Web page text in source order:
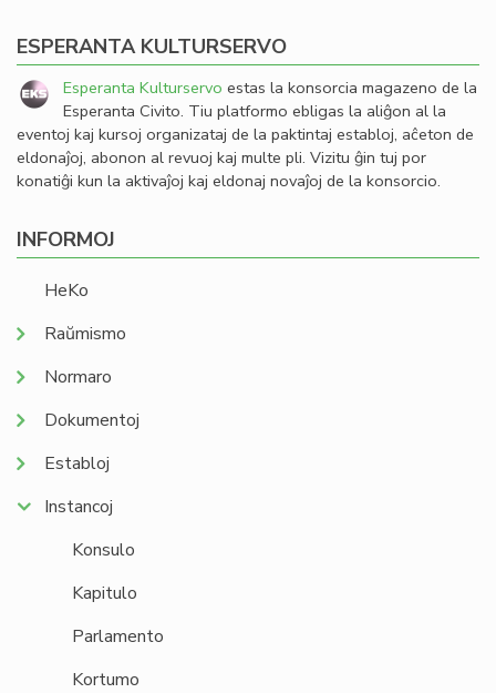
ESPERANTA KULTURSERVO
Esperanta Kulturservo estas la konsorcia magazeno de la
Esperanta Civito. Tiu platformo ebligas la aliĝon al la
eventoj kaj kursoj organizataj de la paktintaj establoj, aĉeton de
eldonaĵoj, abonon al revuoj kaj multe pli. Vizitu ĝin tuj por
konatiĝi kun la aktivaĵoj kaj eldonaj novaĵoj de la konsorcio.
INFORMOJ
HeKo
Raŭmismo
Normaro
Dokumentoj
Establoj
Instancoj
Konsulo
Kapitulo
Parlamento
Kortumo